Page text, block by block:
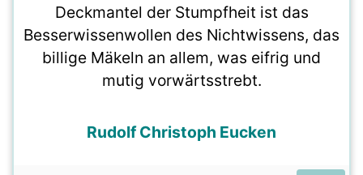
Deckmantel der Stumpfheit ist das
Besserwissenwollen des Nichtwissens, das
billige Mäkeln an allem, was eifrig und
mutig vorwärtsstrebt.
Rudolf Christoph Eucken